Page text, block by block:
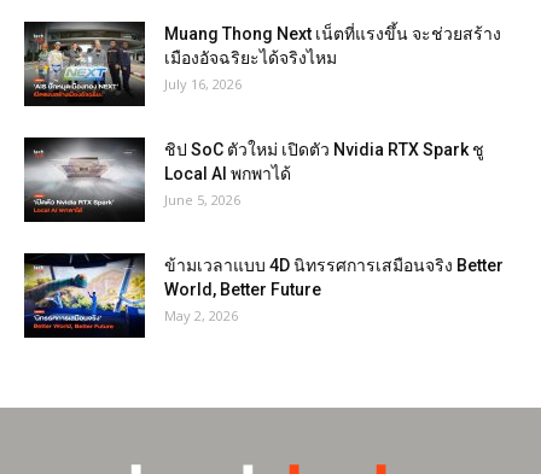
Muang Thong Next เน็ตที่แรงขึ้น จะช่วยสร้าง
เมืองอัจฉริยะได้จริงไหม
July 16, 2026
ชิป SoC ตัวใหม่ เปิดตัว Nvidia RTX Spark ชู
Local AI พกพาได้
June 5, 2026
ข้ามเวลาแบบ 4D นิทรรศการเสมือนจริง Better
World, Better Future
May 2, 2026